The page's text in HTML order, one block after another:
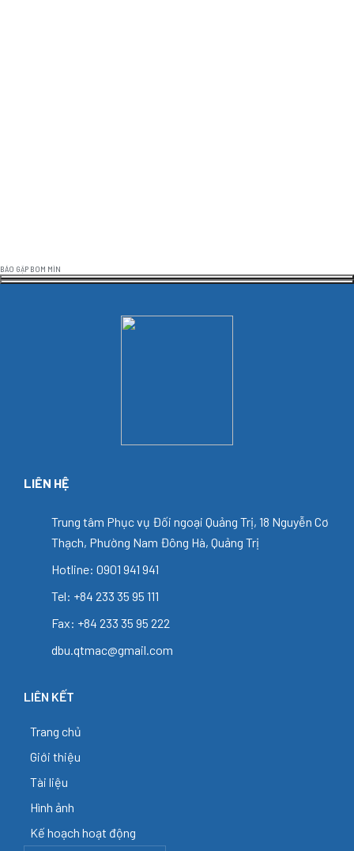
BÁO GẶP BOM MÌN
LIÊN HỆ
Trung tâm Phục vụ Đối ngoại Quảng Trị, 18 Nguyễn Cơ
Thạch, Phường Nam Đông Hà, Quảng Trị
Hotline: 0901 941 941
Tel: +84 233 35 95 111
Fax: +84 233 35 95 222
dbu.qtmac@gmail.com
LIÊN KẾT
Trang chủ
Giới thiệu
Tài liệu
Hình ảnh
Kế hoạch hoạt động